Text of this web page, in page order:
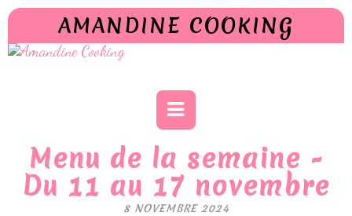
AMANDINE COOKING
Menu de la semaine -
Du 11 au 17 novembre
8 NOVEMBRE 2024